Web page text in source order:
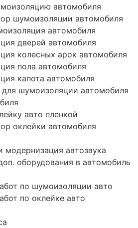
автомобиля
шумоизоляции автомобиля
автомобиля
дверей автомобиля
колесных арок автомобиля
пола автомобиля
капота автомобиля
шумоизоляции автомобиля
авто пленкой
оклейки автомобиля
модернизация автозвука
оборудования в автомобиль
по шумоизоляции авто
по оклейке авто